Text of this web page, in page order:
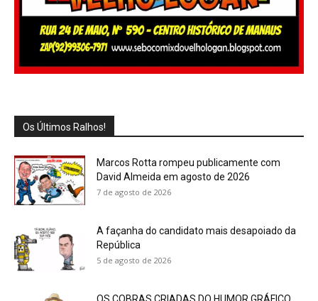
Os Últimos Ralhos!
Marcos Rotta rompeu publicamente com
David Almeida em agosto de 2026
7 de agosto de 2026
A façanha do candidato mais desapoiado da
República
5 de agosto de 2026
OS COBRAS CRIADAS DO HUMOR GRÁFICO